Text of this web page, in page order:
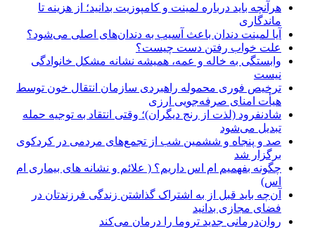
هرآنچه باید درباره لمینت و کامپوزیت بدانید؛ از هزینه تا
ماندگاری
آیا لمینت دندان باعث آسیب به دندان‌های اصلی می‌شود؟
علت خواب رفتن دست چیست؟
وابستگی به خاله و عمه، همیشه نشانه مشکل خانوادگی
نیست
ترخیص فوری محموله راهبردی سازمان انتقال خون توسط
هیأت امنای صرفه‌جویی ارزی
شادنفرود (لذت از رنج دیگران)؛ وقتی انتقاد به توجیه حمله
تبدیل می‌شود
صد و پنجاه‌ و ششمین شب از تجمع‌های مردمی در کردکوی
برگزار شد
چگونه بفهمیم ام اس داریم؟ ( علائم و نشانه های بیماری ام
اس)
آن‌چه باید قبل از به اشتراک گذاشتن زندگی فرزندتان در
فضای مجازی بدانید
روان‌درمانی جدید تروما را درمان می‌کند